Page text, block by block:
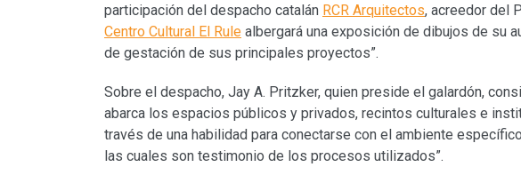
participación del despacho catalán RCR Arquitectos, acreedor del
Centro Cultural El Rule albergará una exposición de dibujos de su
de gestación de sus principales proyectos”.
Sobre el despacho, Jay A. Pritzker, quien preside el galardón,
abarca los espacios públicos y privados, recintos culturales e
través de una habilidad para conectarse con el ambiente
las cuales son testimonio de los procesos utilizados”.